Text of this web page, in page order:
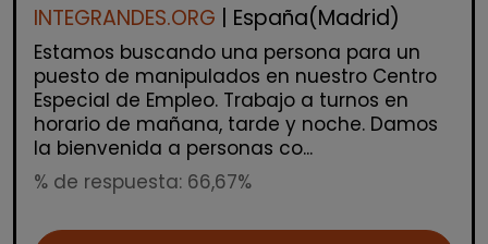
INTEGRANDES.ORG | España(Madrid)
Estamos buscando una persona para un
puesto de manipulados en nuestro Centro
Especial de Empleo. Trabajo a turnos en
horario de mañana, tarde y noche. Damos
la bienvenida a personas co...
% de respuesta: 66,67%